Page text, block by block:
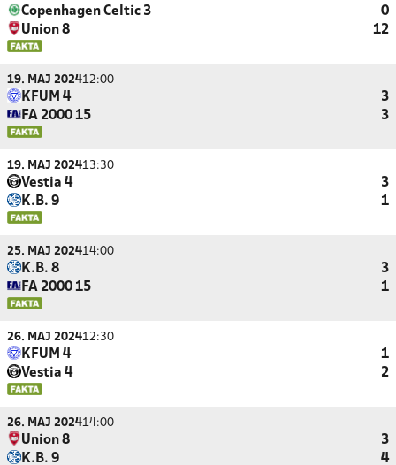
Copenhagen Celtic 3
0
Union 8
12
19. MAJ 202412:00
KFUM 4
3
FA 2000 15
3
19. MAJ 202413:30
Vestia 4
3
K.B. 9
1
25. MAJ 202414:00
K.B. 8
3
FA 2000 15
1
26. MAJ 202412:30
KFUM 4
1
Vestia 4
2
26. MAJ 202414:00
Union 8
3
K.B. 9
4